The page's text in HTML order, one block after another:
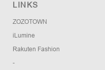
LINKS
ZOZOTOWN
iLumine
Rakuten Fashion
-